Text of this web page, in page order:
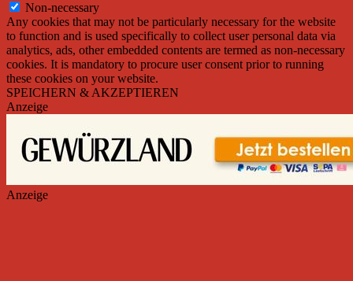
Non-necessary
Any cookies that may not be particularly necessary for the website
to function and is used specifically to collect user personal data via
analytics, ads, other embedded contents are termed as non-necessary
cookies. It is mandatory to procure user consent prior to running
these cookies on your website.
SPEICHERN & AKZEPTIEREN
Anzeige
Anzeige